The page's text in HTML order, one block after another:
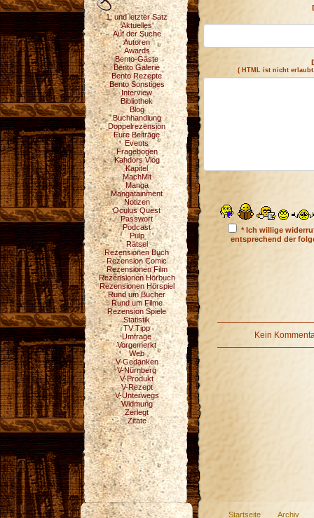
1. und letzter Satz
Aktuelles
Auf der Suche
Autoren
Awards
Bento-Gäste
Bento Galerie
Bento Rezepte
Bento Sonstiges
Interview
Bibliothek
Blog
Buchhandlung
Doppelrezension
Eure Beiträge
Events
Fragebogen
Kahdors Vlog
Kapitel
MachMit
Manga
Mangatainment
Notizen
Oculus Quest
Passwort
Podcast
Pulp
Rätsel
Rezensionen Buch
Rezension Comic
Rezensionen Film
Rezensionen Hörbuch
Rezensionen Hörspiel
Rund um Bücher
Rund um Filme
Rezension Spiele
Statistik
TV Tipp
Umfrage
Vorgemerkt
Web
V-Gedanken
V-Nürnberg
V-Produkt
V-Rezept
V-Unterwegs
Widmung
Zerlegt
Zitate
( HTML ist nicht
* Ich willige
entsprechend der
Kein
Startseite Archiv